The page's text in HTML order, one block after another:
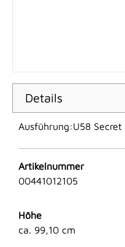
Details
Ausführung:U58
Artikelnummer
00441012105
Höhe
ca. 99,10 cm